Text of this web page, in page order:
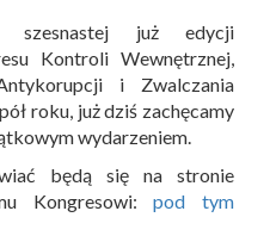
już edycji
Kontroli Wewnętrznej,
i Zwalczania
roku, już dziś zachęcamy
wydarzeniem.
będą się na stronie
Kongresowi:pod tym